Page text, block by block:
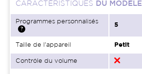
CARACTÉRISTIQUES DU MODÈLE
Programmes personnalisés
5
Taille de l'appareil Petit
Contrôle du volume